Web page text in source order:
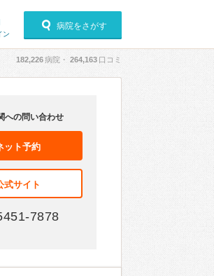
ン
病院をさがす
182,226病院・ 264,163 口コミ
への問い合わせ
ット予約
式サイト
7878